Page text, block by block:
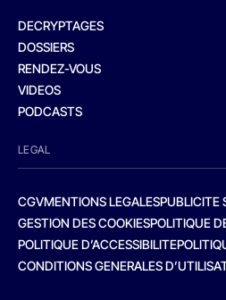
DECRYPTAGES
DOSSIERS
RENDEZ-VOUS
VIDEOS
PODCASTS
LEGAL
CGVMENTIONS LEGALESPUBLICITE
GESTION DES COOKIESPOLITIQUE
POLITIQUE D’ACCESSIBILITE
CONDITIONS GENERALES